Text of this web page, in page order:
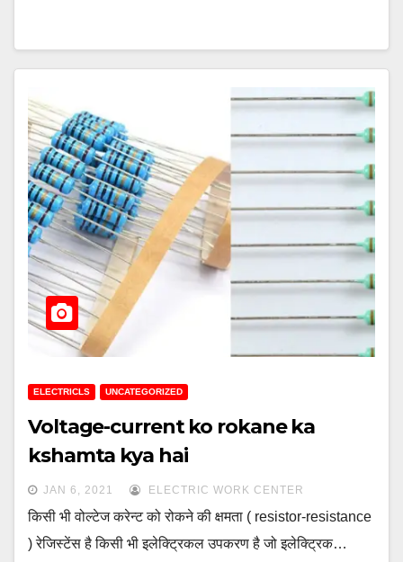
ELECTRICLS UNCATEGORIZED
Voltage-current ko rokane ka
kshamta kya hai
JAN 6, 2021 ELECTRIC WORK CENTER
किसी भी वोल्टेज करेन्ट को रोकने की क्षमता ( resistor-resistance
) रेजिस्टेंस है किसी भी इलेक्ट्रिकल उपकरण है जो इलेक्ट्रिक…